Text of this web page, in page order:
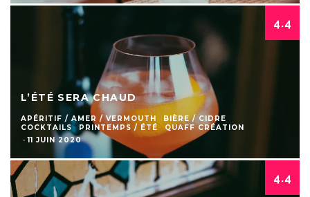
4.4
L’ÉTÉ SERA CHAUD
APÉRITIF / AMER / VERMOUTH
BIÈRE / CIDRE
COCKTAILS
PRINTEMPS / ÉTÉ
QUAFF CRÉATION
· 11 JUIN 2020
4.4